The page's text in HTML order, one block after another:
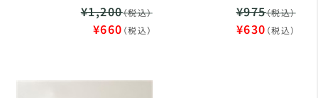
¥1,200（税込）
¥660 （税込）
¥975（税込）
¥630 （税込）